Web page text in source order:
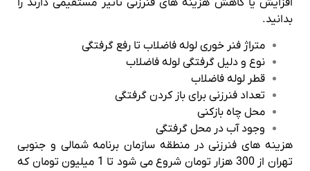
افزایش یا کاهش هزینه های فنرزنی تاثیر مستقیمی دارند را
بدانید.
متراژ فنر خوری لوله فاضلاب تا رفع گرفتگی
نوع و دلیل گرفتگی لوله فاضلاب
قطر لوله فاضلاب
تعداد فنرزنی برای باز کردن گرفتگی
محل چاه بازکنی
وجود آب در محل گرفتگی
هزینه های فنرزنی در منطقه سازمان برنامه شمالی و جنوبی
تهران از 300 هزار تومان شروع می شود تا 1 میلیون تومان که